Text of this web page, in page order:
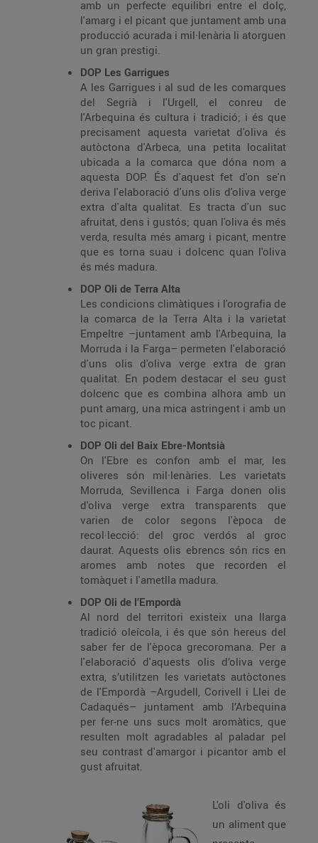
amb un perfecte equilibri entre el dolç,
l'amarg i el picant que juntament amb una
producció acurada i mil·lenària li atorguen
un gran prestigi.
DOP Les Garrigues
A les Garrigues i al sud de les comarques
del Segrià i l'Urgell, el conreu de
l'Arbequina és cultura i tradició; i és que
precisament aquesta varietat d'oliva és
autòctona d'Arbeca, una petita localitat
ubicada a la comarca que dóna nom a
aquesta DOP. És d'aquest fet d'on se'n
deriva l'elaboració d'uns olis d'oliva verge
extra d'alta qualitat. Es tracta d'un suc
afruitat, dens i gustós; quan l'oliva és més
verda, resulta més amarg i picant, mentre
que es torna suau i dolcenc quan l'oliva
és més madura.
DOP Oli de Terra Alta
Les condicions climàtiques i l'orografia de
la comarca de la Terra Alta i la varietat
Empeltre –juntament amb l'Arbequina, la
Morruda i la Farga– permeten l'elaboració
d'uns olis d'oliva verge extra de gran
qualitat. En podem destacar el seu gust
dolcenc que es combina alhora amb un
punt amarg, una mica astringent i amb un
toc picant.
DOP Oli del Baix Ebre-Montsià
On l'Ebre es confon amb el mar, les
oliveres són mil·lenàries. Les varietats
Morruda, Sevillenca i Farga donen olis
d'oliva verge extra transparents que
varien de color segons l'època de
recol·lecció: del groc verdós al groc
daurat. Aquests olis ebrencs són rics en
aromes amb notes que recorden el
tomàquet i l'ametlla madura.
DOP Oli de l’Empordà
Al nord del territori existeix una llarga
tradició oleícola, i és que són hereus del
saber fer de l'època grecoromana. Per a
l'elaboració d'aquests olis d’oliva verge
extra, s’utilitzen les varietats autòctones
de l'Empordà –Argudell, Corivell i Llei de
Cadaqués– juntament amb l’Arbequina
per fer-ne uns sucs molt aromàtics, que
resulten molt agradables al paladar pel
seu contrast d'amargor i picantor amb el
gust afruitat.
L'oli d'oliva és
un aliment que